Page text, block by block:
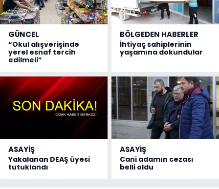
GÜNCEL
“Okul alışverişinde
yerel esnaf tercih
edilmeli”
BÖLGEDEN HABERLER
İhtiyaç sahiplerinin
yaşamına dokundular
ASAYİŞ
Yakalanan DEAŞ üyesi
tutuklandı
ASAYİŞ
Cani adamın cezası
belli oldu